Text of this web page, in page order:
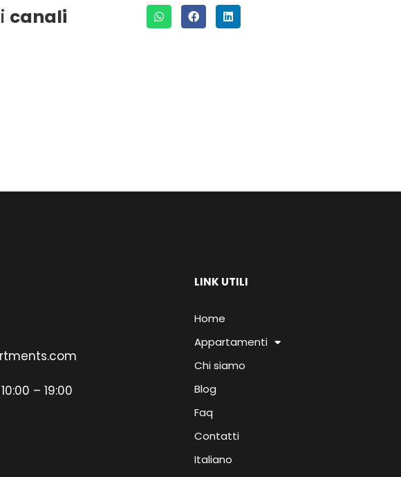
canali
– 19:00
LINK UTILI
Home
Appartamenti
Chi siamo
Blog
Faq
Contatti
Italiano